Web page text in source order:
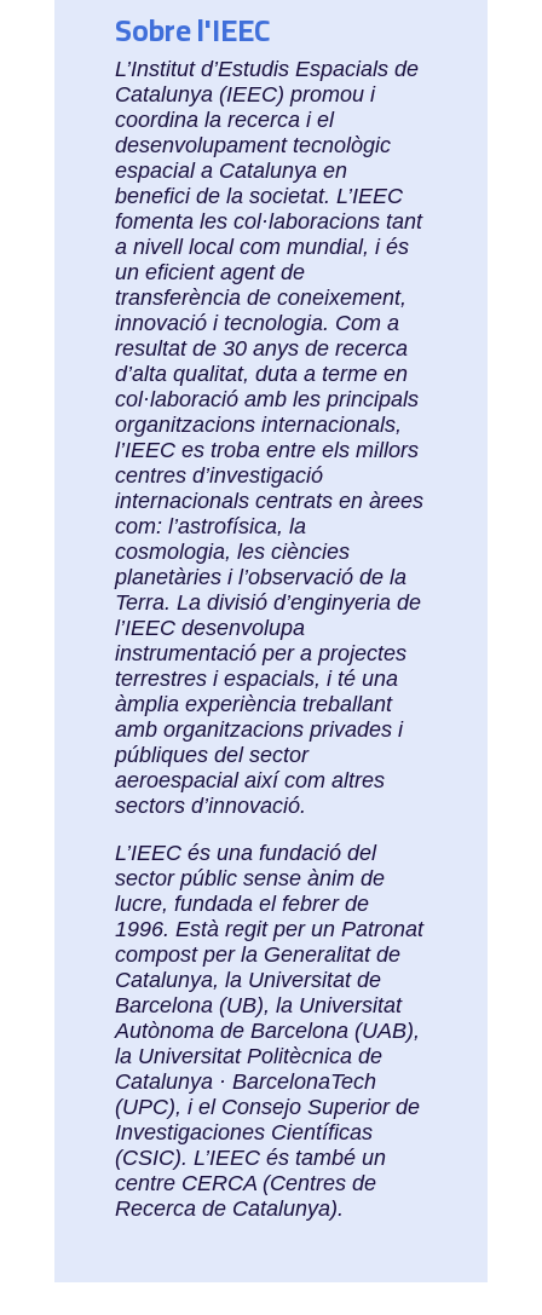
Sobre l'IEEC
L’Institut d’Estudis Espacials de
Catalunya (IEEC) promou i
coordina la recerca i el
desenvolupament tecnològic
espacial a Catalunya en
benefici de la societat. L’IEEC
fomenta les col·laboracions tant
a nivell local com mundial, i és
un eficient agent de
transferència de coneixement,
innovació i tecnologia. Com a
resultat de 30 anys de recerca
d’alta qualitat, duta a terme en
col·laboració amb les principals
organitzacions internacionals,
l’IEEC es troba entre els millors
centres d’investigació
internacionals centrats en àrees
com: l’astrofísica, la
cosmologia, les ciències
planetàries i l’observació de la
Terra. La divisió d’enginyeria de
l’IEEC desenvolupa
instrumentació per a projectes
terrestres i espacials, i té una
àmplia experiència treballant
amb organitzacions privades i
públiques del sector
aeroespacial així com altres
sectors d’innovació.
L’IEEC és una fundació del
sector públic sense ànim de
lucre, fundada el febrer de
1996. Està regit per un Patronat
compost per la Generalitat de
Catalunya, la Universitat de
Barcelona (UB), la Universitat
Autònoma de Barcelona (UAB),
la Universitat Politècnica de
Catalunya · BarcelonaTech
(UPC), i el Consejo Superior de
Investigaciones Científicas
(CSIC). L’IEEC és també un
centre CERCA (Centres de
Recerca de Catalunya).